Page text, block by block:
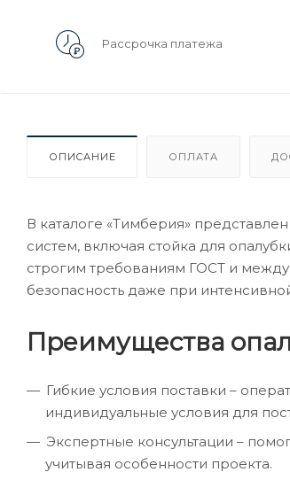
Рассрочка платежа
ОПИСАНИЕ ОПЛАТА
В каталоге «Тимберия»
систем, включая стойка для
строгим требованиям ГОСТ и
безопасность даже при
Преимущества
Гибкие условия поставки –
индивидуальные условия для
Экспертные консультации –
учитывая особенности проекта.